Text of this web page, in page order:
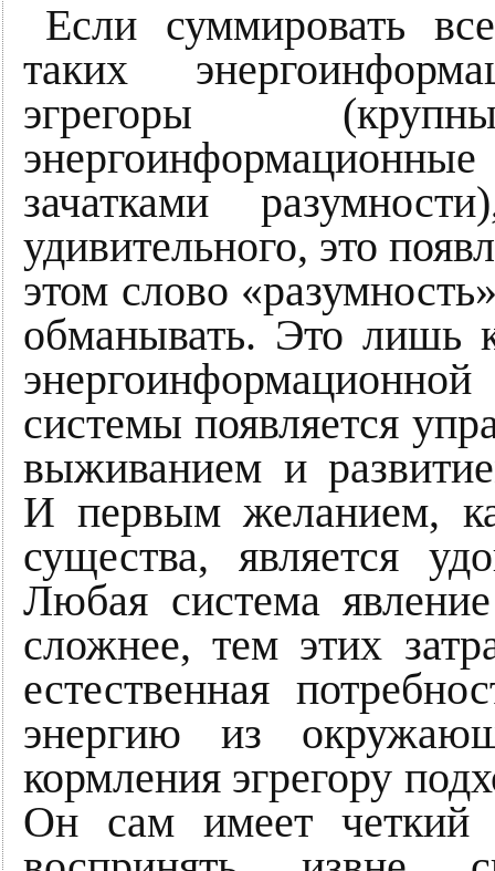
Если суммировать
таких
эгрегоры
зачатками
удивительного, это
этом слово
обманывать. Это лишь
системы появляется
выживанием и
И первым желанием,
существа, является
Любая система
сложнее, тем этих
естественная
энергию из
кормления эгрегору
Он сам имеет четкий